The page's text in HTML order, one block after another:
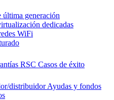
última generación
dedicadas
WiFi
RSC Casos de éxito
distribuidorAyudas y fondos